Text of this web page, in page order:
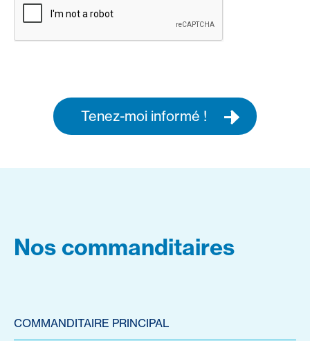
Tenez-moi informé !
Nos commanditaires
COMMANDITAIRE PRINCIPAL